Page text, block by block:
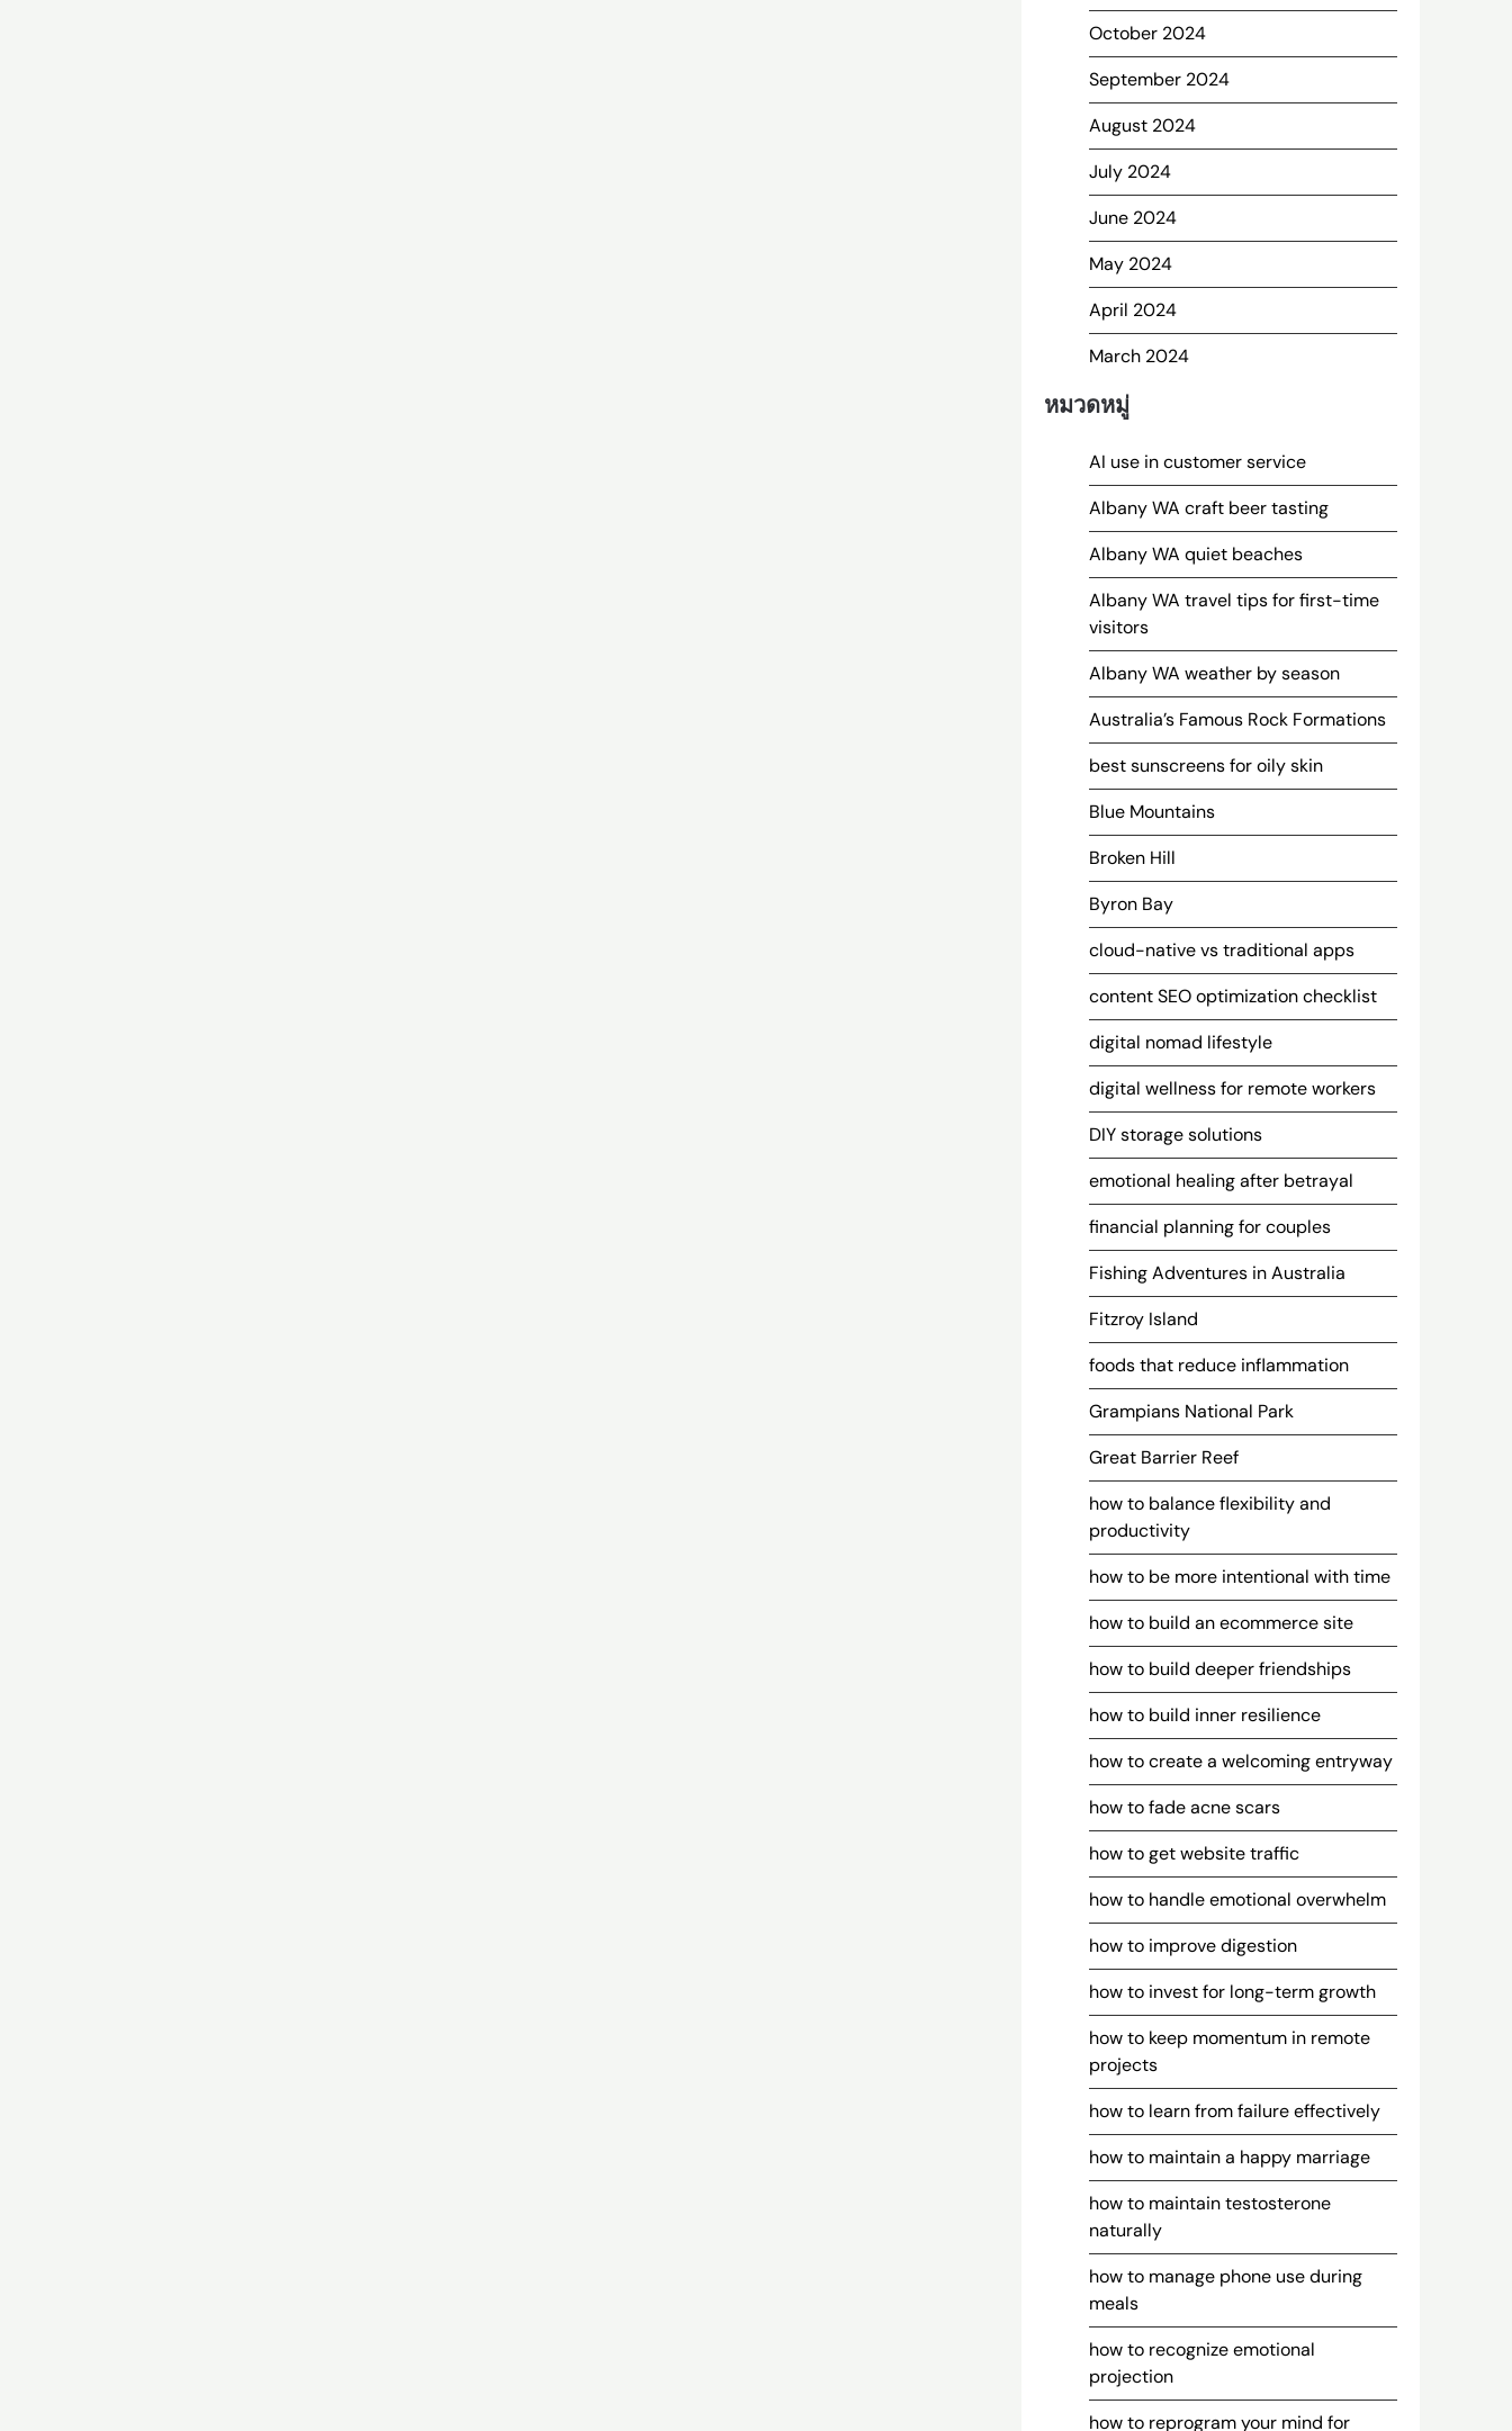
October 2024
September 2024
August 2024
July 2024
June 2024
May 2024
April 2024
March 2024
หมวดหมู่
AI use in customer service
Albany WA craft beer tasting
Albany WA quiet beaches
Albany WA travel tips for first-time
visitors
Albany WA weather by season
Australia’s Famous Rock Formations
best sunscreens for oily skin
Blue Mountains
Broken Hill
Byron Bay
cloud-native vs traditional apps
content SEO optimization checklist
digital nomad lifestyle
digital wellness for remote workers
DIY storage solutions
emotional healing after betrayal
financial planning for couples
Fishing Adventures in Australia
Fitzroy Island
foods that reduce inflammation
Grampians National Park
Great Barrier Reef
how to balance flexibility and
productivity
how to be more intentional with time
how to build an ecommerce site
how to build deeper friendships
how to build inner resilience
how to create a welcoming entryway
how to fade acne scars
how to get website traffic
how to handle emotional overwhelm
how to improve digestion
how to invest for long-term growth
how to keep momentum in remote
projects
how to learn from failure effectively
how to maintain a happy marriage
how to maintain testosterone
naturally
how to manage phone use during
meals
how to recognize emotional
projection
how to reprogram your mind for